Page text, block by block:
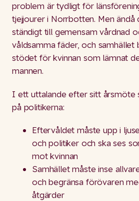
problem är tydligt för
tjejjourer i Norrbotten. Men ändå
ständigt till gemensam vårdnad
våldsamma fäder, och samhället
stödet för kvinnan som lämnat
mannen.
I ett uttalande efter sitt årsmöte
på politikerna:
Eftervåldet måste upp i
och politiker och ska ses
mot kvinnan
Samhället måste inse
och begränsa förövaren
åtgärder